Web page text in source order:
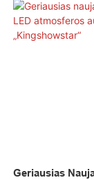
Geriausias